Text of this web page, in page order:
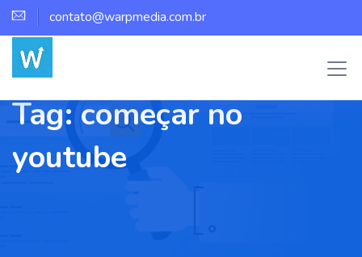
contato@warpmedia.com.br
Tag:começar no
youtube